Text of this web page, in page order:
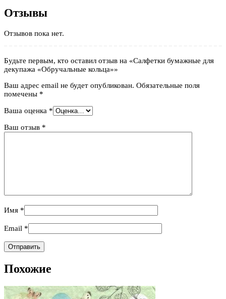
Отзывы
Отзывов пока нет.
Будьте первым, кто оставил отзыв на «Салфетки бумажные для
декупажа «Обручальные кольца»»
Ваш адрес email не будет опубликован. Обязательные поля
помечены *
Ваша оценка *
Ваш отзыв *
Имя *
Email *
Похожие